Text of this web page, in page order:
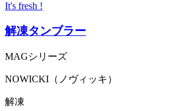
It's fresh !
解凍タンブラー
MAGシリーズ
NOWICKI（ノヴィッキ）
解凍